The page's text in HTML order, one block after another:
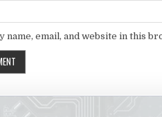
name, email, and website in this